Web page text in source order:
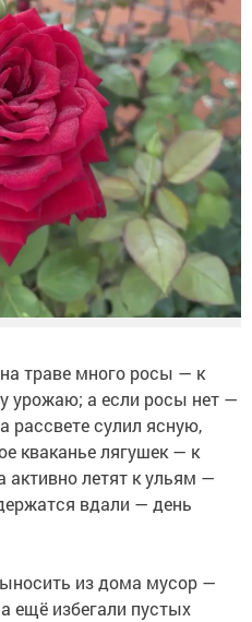
траве много росы — к
урожаю; а если росы нет —
рассвете сулил ясную,
кваканье лягушек — к
активно летят к ульям —
вдали — день
из дома мусор —
ещё избегали пустых